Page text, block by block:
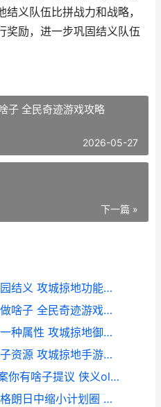
义队伍比拼战力和战略，
奖励，进一步巩固结义队伍
子 全民奇迹游戏攻略
2026-05-27
下一篇 »
攻城掠地怎么能够实现桃园结义 攻城掠地功能开放条件
全民奇迹的雷泽可以用来做啥子 全民奇迹游戏攻略
攻城掠地御宝最适合洗哪一种属性 攻城掠地御宝哪个好
攻城掠地副本可以获取啥子资源 攻城掠地手游副本
侠义ol侠义ol职业加点方案你有啥子提议 侠义ol无氪平民职业
无尽的拉格朗日怎么在拉格朗日中缩小计划圈 无尽的拉格朗日手机版下载